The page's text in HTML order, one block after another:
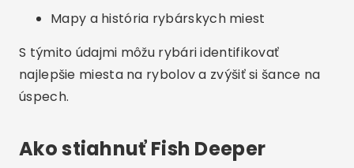
Mapy a história rybárskych miest
S týmito údajmi môžu rybári identifikovať
najlepšie miesta na rybolov a zvýšiť si šance na
úspech.
Ako stiahnuť Fish Deeper